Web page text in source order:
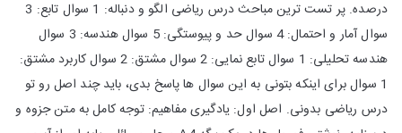
درصده. پر تست ترین مباحث درس ریاضی الگو و دنباله: 1 سوال تابع: 3
سوال آمار و احتمال: 4 سوال حد و پیوستگی: 5 سوال هندسه: 3 سوال
هندسه تحلیلی: 1 سوال تابع نمایی: 2 سوال مشتق: 2 سوال کاربرد مشتق:
1 سوال برای اینکه بتونی به این سوال ها پاسخ بدی، باید چند اصل رو تو
درس ریاضی بدونی. اصل اول: یادگیری مفاهیم: توجه کامل به متن جزوه و